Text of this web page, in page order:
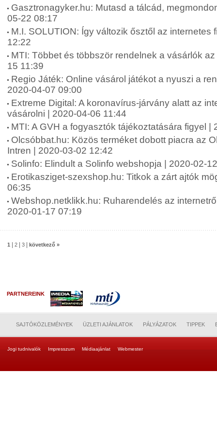
Gasztronagyker.hu: Mutasd a tálcád,
05-22 08:17
M.I. SOLUTION: Így változik ősztől az internetes
12:22
MTI: Többet és többször rendelnek a vásárlók
15 11:39
Regio Játék: Online vásárol játékot a nyuszi a
2020-04-07 09:00
Extreme Digital: A koronavírus-járvány alatt az
vásárolni | 2020-04-06 11:44
MTI: A GVH a fogyasztók tájékoztatására figyel |
Olcsóbbat.hu: Közös terméket dobott piacra az
Intren | 2020-03-02 12:42
Solinfo: Elindult a Solinfo webshopja | 2020-02-
Erotikasziget-szexshop.hu: Titkok a zárt ajtók
06:35
Webshop.netklikk.hu: Ruharendelés az
2020-01-17 07:19
1 2 3 következő »
PARTNEREINK
SAJTÓKÖZLEMÉNYEK ÜZLETI AJÁNLATOK PÁLYÁZATOK TIPPEK
Jogi tudnivalók Impresszum Médiaajánlat Webmester